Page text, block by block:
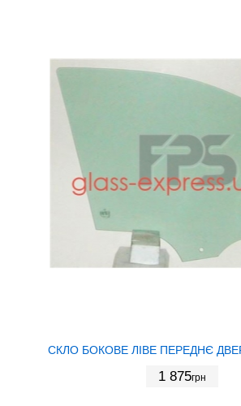
СКЛО БОКОВЕ ЛІВЕ ПЕРЕДНЄ
1 875грн